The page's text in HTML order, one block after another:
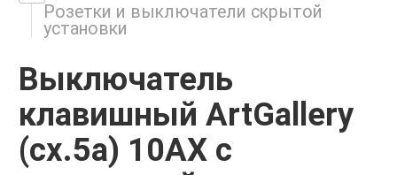
Розетки и выключатели скрытой
установки
Выключатель
клавишный ArtGallery
(сх.5а) 10AX с